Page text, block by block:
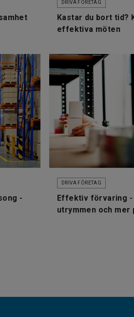
DRIVA FÖRETAG
Kastar du bort tid?
effektiva möten
-
DRIVA FÖRETAG
Effektiv förvaring -
utrymmen och mer